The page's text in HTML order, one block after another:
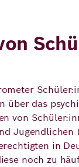
über das
von
Jugendlichen
in
noch zu